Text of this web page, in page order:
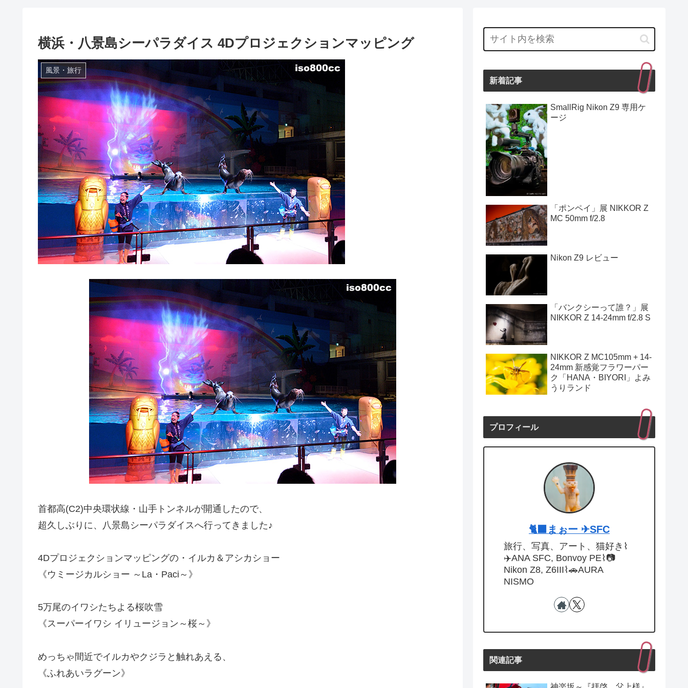
横浜・八景島シーパラダイス 4Dプロジェクションマッピング
風景・旅行
首都高(C2)中央環状線・山手トンネルが開通したので、
超久しぶりに、八景島シーパラダイスへ行ってきました♪
4Dプロジェクションマッピングの・イルカ＆アシカショー
《ウミージカルショー ～La・Paci～》
5万尾のイワシたちよる桜吹雪
《スーパーイワシ イリュージョン～桜～》
めっちゃ間近でイルカやクジラと触れあえる、
《ふれあいラグーン》
新着記事
SmallRig Nikon Z9 専用ケ
ージ
「ポンペイ」展 NIKKOR Z
MC 50mm f/2.8
Nikon Z9 レビュー
「バンクシーって誰？」展
NIKKOR Z 14-24mm f/2.8 S
NIKKOR Z MC105mm + 14-
24mm 新感覚フラワーパー
ク「HANA・BIYORI」よみ
うりランド
プロフィール
🐈‍⬛まぉー ✈︎SFC
旅行、写真、アート、猫好き⌇
✈️ANA SFC, Bonvoy PE⌇📷
Nikon Z8, Z6III⌇🚗AURA
NISMO
関連記事